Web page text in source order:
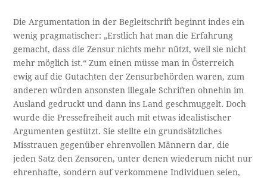
Die Argumentation in der Begleitschrift beginnt indes ein
wenig pragmatischer: „Erstlich hat man die Erfahrung
gemacht, dass die Zensur nichts mehr nützt, weil sie nicht
mehr möglich ist.“ Zum einen müsse man in Österreich
ewig auf die Gutachten der Zensurbehörden waren, zum
anderen würden ansonsten illegale Schriften ohnehin im
Ausland gedruckt und dann ins Land geschmuggelt. Doch
wurde die Pressefreiheit auch mit etwas idealistischer
Argumenten gestützt. Sie stellte ein grundsätzliches
Misstrauen gegenüber ehrenvollen Männern dar, die
jeden Satz den Zensoren, unter denen wiederum nicht nur
ehrenhafte, sondern auf verkommene Individuen seien,